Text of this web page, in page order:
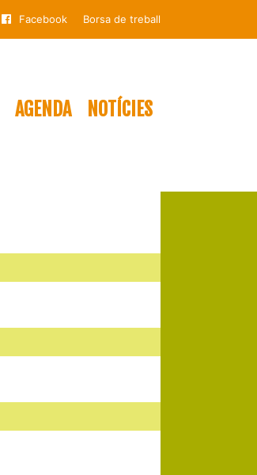
Facebook Borsa de treball
AGENDA NOTÍCIES